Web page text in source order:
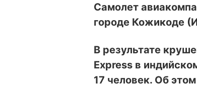
Самолет
городе Кожикоде
В результате
Express в
17 человек. Об